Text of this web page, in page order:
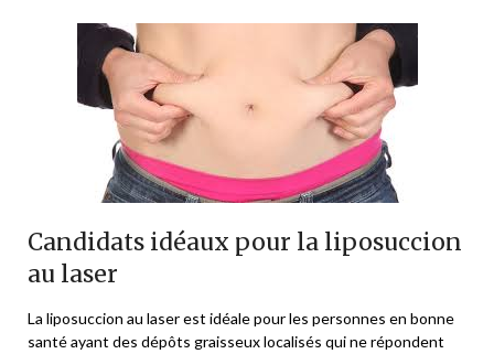
Candidats idéaux pour la liposuccion
au laser
La liposuccion au laser est idéale pour les personnes en bonne
santé ayant des dépôts graisseux localisés qui ne répondent